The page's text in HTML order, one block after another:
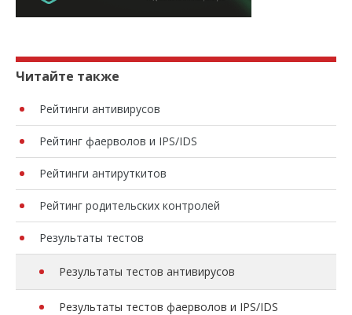
Читайте также
Рейтинги антивирусов
Рейтинг фаерволов и IPS/IDS
Рейтинги антируткитов
Рейтинг родительских контролей
Результаты тестов
Результаты тестов антивирусов
Результаты тестов фаерволов и IPS/IDS